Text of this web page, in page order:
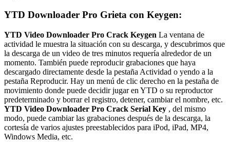
YTD Downloader Pro Grieta con Keygen:
YTD Video Downloader Pro Crack Keygen La ventana de
actividad le muestra la situación con su descarga, y descubrimos que
la descarga de un video de tres minutos requería alrededor de un
momento. También puede reproducir grabaciones que haya
descargado directamente desde la pestaña Actividad o yendo a la
pestaña Reproducir. Hay un menú de clic derecho en la pestaña de
movimiento donde puede decidir jugar en YTD o su reproductor
predeterminado y borrar el registro, detener, cambiar el nombre, etc.
YTD Video Downloader Pro Crack Serial Key , del mismo
modo, puede cambiar las grabaciones después de la descarga, la
cortesía de varios ajustes preestablecidos para iPod, iPad, MP4,
Windows Media, etc.